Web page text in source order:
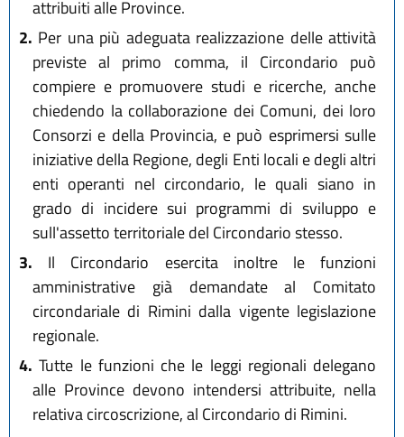
attribuiti alle Province.
2. Per una più adeguata realizzazione delle attività
previste al primo comma, il Circondario può
compiere e promuovere studi e ricerche, anche
chiedendo la collaborazione dei Comuni, dei loro
Consorzi e della Provincia, e può esprimersi sulle
iniziative della Regione, degli Enti locali e degli altri
enti operanti nel circondario, le quali siano in
grado di incidere sui programmi di sviluppo e
sull'assetto territoriale del Circondario stesso.
3. Il Circondario esercita inoltre le funzioni
amministrative già demandate al Comitato
circondariale di Rimini dalla vigente legislazione
regionale.
4. Tutte le funzioni che le leggi regionali delegano
alle Province devono intendersi attribuite, nella
relativa circoscrizione, al Circondario di Rimini.